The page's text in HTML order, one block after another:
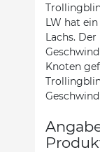
LW hat
Lachs.
Knoten